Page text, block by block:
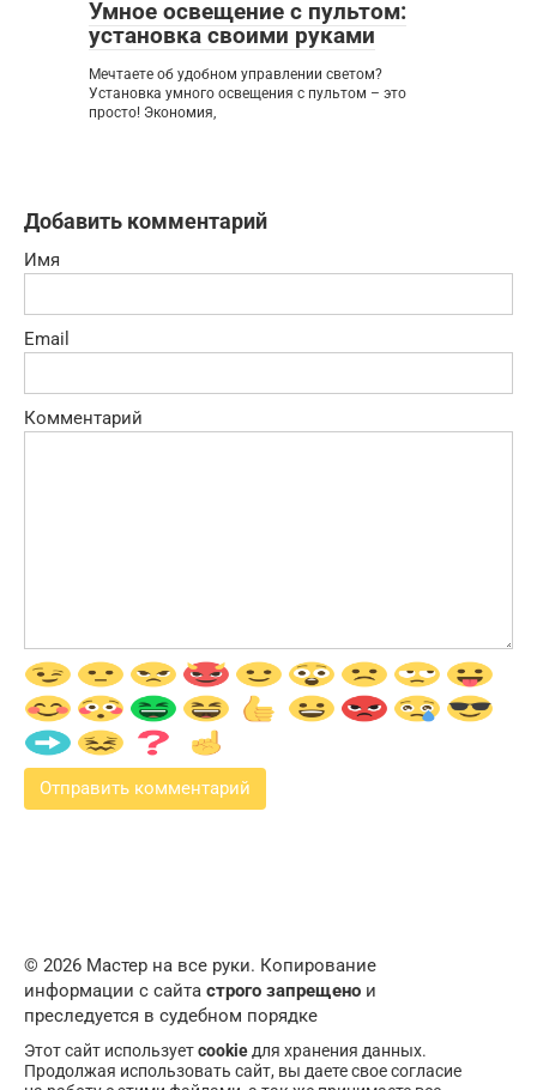
Умное освещение с пультом:
установка своими руками
Мечтаете об удобном управлении светом?
Установка умного освещения с пультом – это
просто! Экономия,
Добавить комментарий
Имя
Email
Комментарий
© 2026 Мастер на все руки. Копирование
информации с сайта строго запрещено и
преследуется в судебном порядке
Этот сайт используетcookie для хранения данных.
Продолжая использовать сайт, вы даете свое согласие